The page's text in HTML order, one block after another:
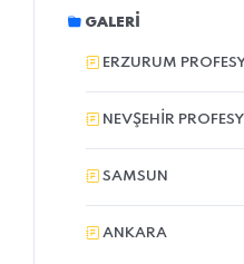
GALERI
ERZURUM
NEVŞEHIR
SAMSUN
ANKARA